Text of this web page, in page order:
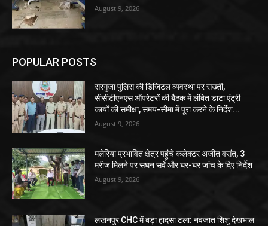
August 9, 2026
POPULAR POSTS
सरगुजा पुलिस की डिजिटल व्यवस्था पर सख्ती,
सीसीटीएनएस ऑपरेटरों की बैठक में लंबित डाटा एंट्री
कार्यों की समीक्षा, समय-सीमा में पूरा करने के निर्देश...
August 9, 2026
मलेरिया प्रभावित क्षेत्र पहुंचे कलेक्टर अजीत वसंत, 3
मरीज मिलने पर सघन सर्वे और घर-घर जांच के दिए निर्देश
August 9, 2026
लखनपुर CHC में बड़ा हादसा टला: नवजात शिशु देखभाल